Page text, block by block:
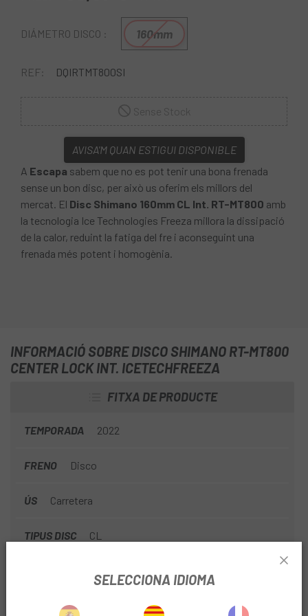
DIÁMETRO DISCO : 160mm
REF: DQIRTMT800SI
AVISA'M QUAN ESTIGUI DISPONIBLE
A Escapa sabem que no es pot tenir una bona frenada
sense un bon disc, per això us oferim els millors del
mercat. El Disc Shimano 160mm CL Int. RT-MT800 amb
la tecnologia Ice Technologies Freeza millora la dissipació
de la calor, reduint la fatiga del fre i aconseguint una
frenada més potent i homogènia.
INFORMACIÓ SOBRE DISCO SHIMANO RT-MT800
CENTER LOCK INT. ICETECHFREEZA
FITXA DE PRODUCTE
TEMPORADA 2022
FRENO Disco
ÚS Carretera
TIPUS DISC CL
SELECCIONA IDIOMA